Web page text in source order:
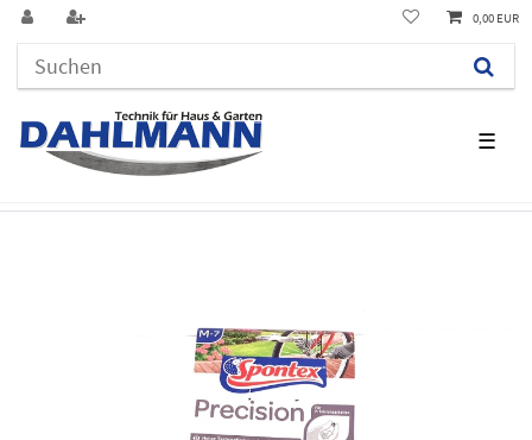
☰
0,00 EUR